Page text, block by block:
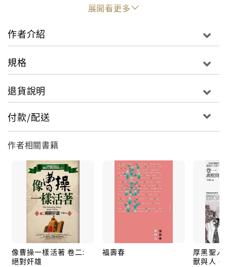
展開看更多
作者介紹
規格
退貨說明
付款/配送
作者相關書籍
像曹操一樣活著 卷二:
絕對奸雄
福壽春
厚黑聖人
獸與人 (